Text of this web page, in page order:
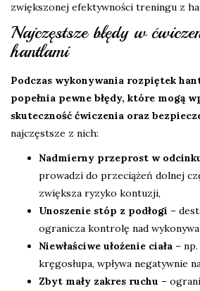
zwiększonej efektywności treningu z
Najczęstsze błędy w
hantlami
Podczas wykonywania rozpiętek
popełnia pewne błędy, które mogą
skuteczność ćwiczenia oraz
najczęstsze z nich:
Nadmierny przeprost w
prowadzi do przeciążeń dolnej
zwiększa ryzyko kontuzji,
Unoszenie stóp z podłogi –
ogranicza kontrolę nad
Niewłaściwe ułożenie ciała –
kręgosłupa, wpływa negatywnie
Zbyt mały zakres ruchu –